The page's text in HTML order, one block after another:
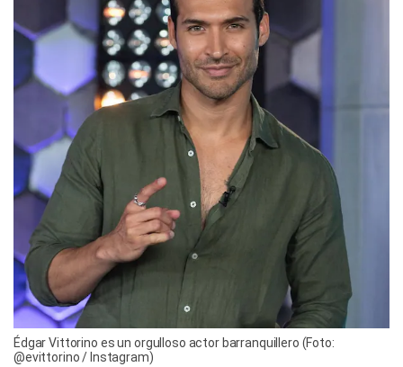
Édgar Vittorino es un orgulloso actor barranquillero (Foto:
@evittorino / Instagram)